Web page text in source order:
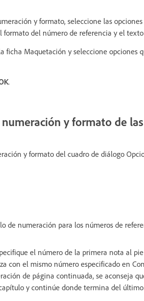
y formato, seleccione las
formato del número de referencia y el
ficha Maquetación y seleccione opciones
.
y formato de
y formato del cuadro de diálogo
de numeración para los números de
el número de la primera nota al
con el mismo número especificado en
de página continuada, se aconseja
y continúe donde termina del